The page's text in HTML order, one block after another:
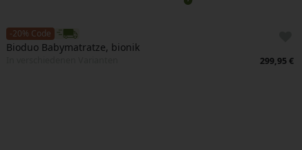
-20% Code
Bioduo Babymatratze, bionik
299,95 €